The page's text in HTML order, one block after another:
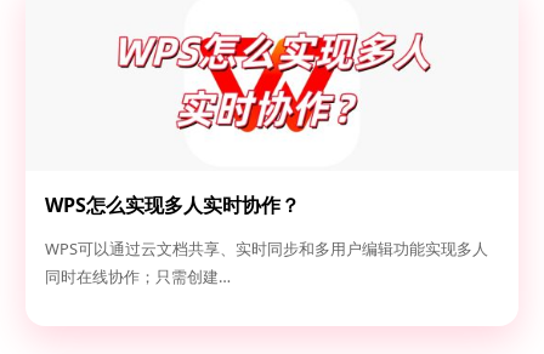
WPS怎么实现多人实时协作？
WPS可以通过云文档共享、实时同步和多用户编辑功能实现多人
同时在线协作；只需创建…